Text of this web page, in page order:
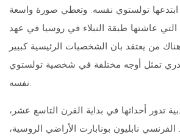
ابتدعها تولستوي نفسه. وتعطي صورة واسعة
عاشتها طبقة النبلاء في روسيا في عهد
من يعتقد بان الشخصيات الرئيسية كبيير
تمثل أوجه مختلفة في شخصية تولستوي
نفسه.
تدور أحداثها في بداية القرن التاسع عشر،
الفرنسي نابليون بونابارت الأراضي الروسية،